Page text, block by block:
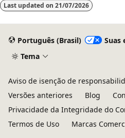
Last updated on 21/07/2026
Português (Brasil)
Suas
Tema
Aviso de isenção de
Versões anteriores
Blog
Privacidade da Integridade do
Termos de Uso
Marcas